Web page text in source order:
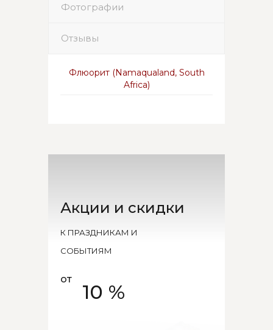
Фотографии
Отзывы
Флюорит (Namaqualand, South
Africa)
Акции и скидки
К ПРАЗДНИКАМ И
СОБЫТИЯМ
от
10 %